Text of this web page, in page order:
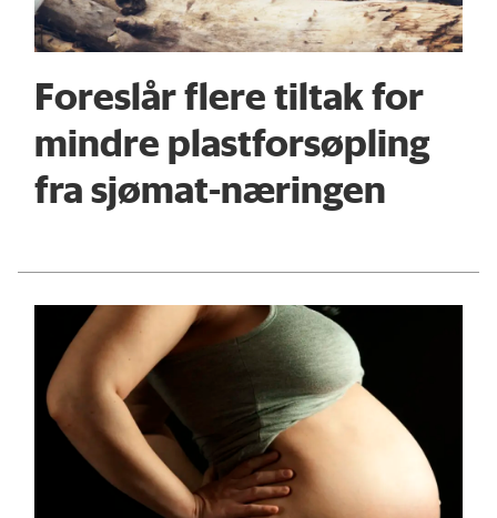
Foreslår flere tiltak for
mindre plastforsøpling
fra sjømat-næringen